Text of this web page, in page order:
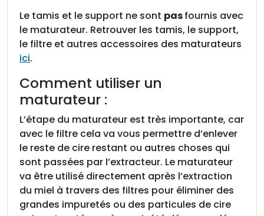
Le tamis et le support ne sont pasfournis avec
le maturateur. Retrouver les tamis, le support,
le filtre et autres accessoires des maturateurs
ici.
Comment utiliser un
maturateur :
L’étape du maturateur est très importante, car
avec le filtre cela va vous permettre d’enlever
le reste de cire restant ou autres choses qui
sont passées par l’extracteur. Le maturateur
va être utilisé directement après l’extraction
du miel à travers des filtres pour éliminer des
grandes impuretés ou des particules de cire